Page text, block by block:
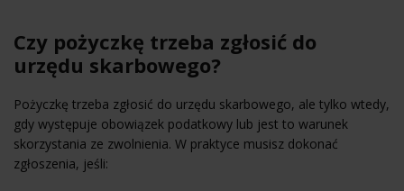
Czy pożyczkę trzeba zgłosić do
urzędu skarbowego?
Pożyczkę trzeba zgłosić do urzędu skarbowego, ale tylko wtedy,
gdy występuje obowiązek podatkowy lub jest to warunek
skorzystania ze zwolnienia. W praktyce musisz dokonać
zgłoszenia, jeśli: